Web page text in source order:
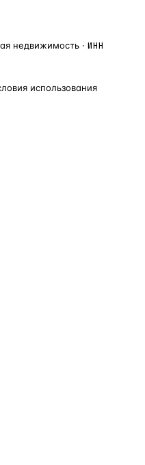
недвижимость · ИНН
использования